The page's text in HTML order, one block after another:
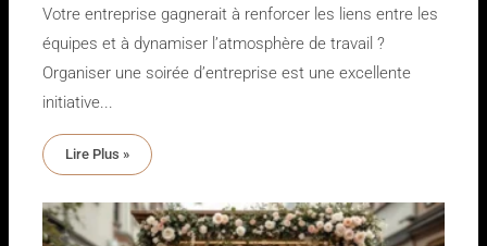
Votre entreprise gagnerait à renforcer les liens entre les
équipes et à dynamiser l’atmosphère de travail ?
Organiser une soirée d’entreprise est une excellente
initiative...
Lire Plus »